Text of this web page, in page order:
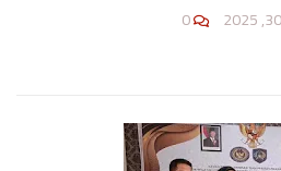
0